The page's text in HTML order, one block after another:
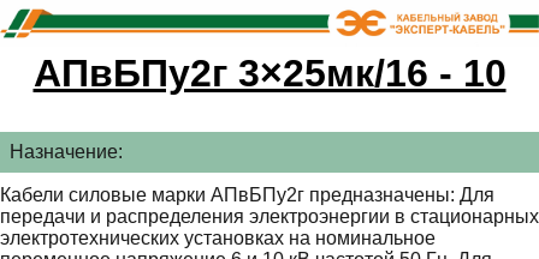
АПвБПу2г 3×25мк/16 - 10
Назначение:
Кабели силовые марки АПвБПу2г предназначены: Для
передачи и распределения электроэнергии в стационарных
электротехнических установках на номинальное